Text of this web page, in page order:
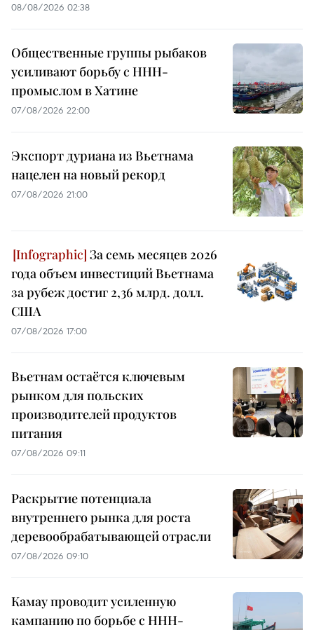
08/08/2026 02:38
Общественные группы рыбаков
усиливают борьбу с ННН-
промыслом в Хатине
07/08/2026 22:00
Экспорт дуриана из Вьетнама
нацелен на новый рекорд
07/08/2026 21:00
За семь месяцев 2026
года объем инвестиций Вьетнама
за рубеж достиг 2,36 млрд. долл.
США
07/08/2026 17:00
Вьетнам остаётся ключевым
рынком для польских
производителей продуктов
питания
07/08/2026 09:11
Раскрытие потенциала
внутреннего рынка для роста
деревообрабатывающей отрасли
07/08/2026 09:10
Камау проводит усиленную
кампанию по борьбе с ННН-